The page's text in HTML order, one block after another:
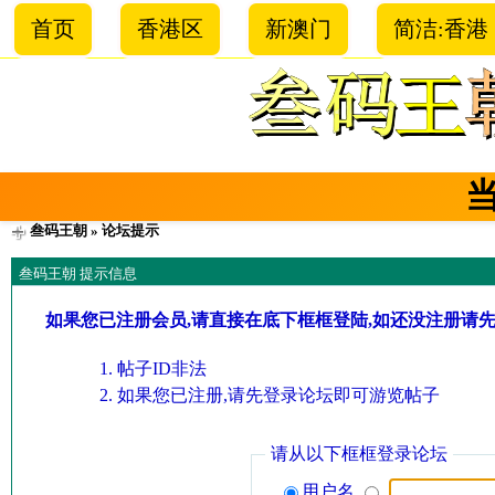
首页 香港区 新澳门 简洁:香港
叁码王朝 » 论坛提示
叁码王朝 提示信息
如果您已注册会员,请直接在底下框框登陆,如还没注册请
帖子ID非法
如果您已注册,请先登录论坛即可游览帖子
请从以下框框登录论坛
用户名